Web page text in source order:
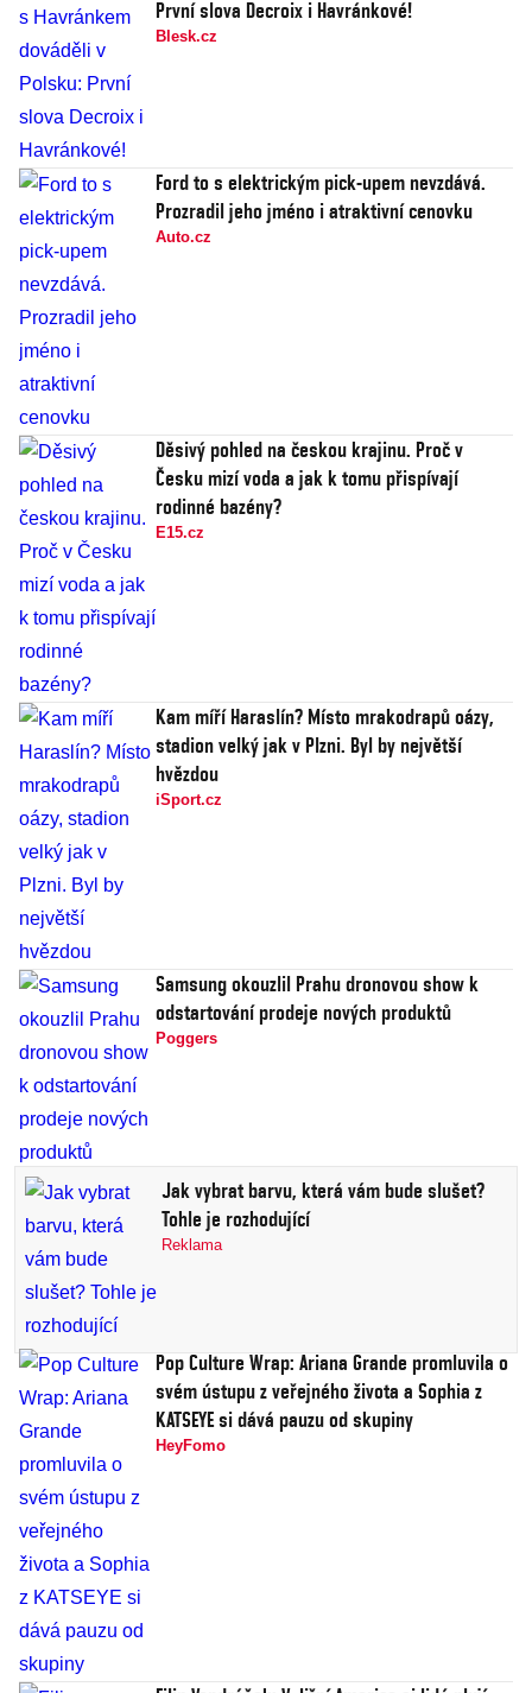
První slova Decroix i Havránkové!
Blesk.cz
Ford to s elektrickým pick-upem nevzdává.
Prozradil jeho jméno i atraktivní cenovku
Auto.cz
Děsivý pohled na českou krajinu. Proč v
Česku mizí voda a jak k tomu přispívají
rodinné bazény?
E15.cz
Kam míří Haraslín? Místo mrakodrapů oázy,
stadion velký jak v Plzni. Byl by největší
hvězdou
iSport.cz
Samsung okouzlil Prahu dronovou show k
odstartování prodeje nových produktů
Poggers
Jak vybrat barvu, která vám bude slušet?
Tohle je rozhodující
Reklama
Pop Culture Wrap: Ariana Grande promluvila o
svém ústupu z veřejného života a Sophia z
KATSEYE si dává pauzu od skupiny
HeyFomo